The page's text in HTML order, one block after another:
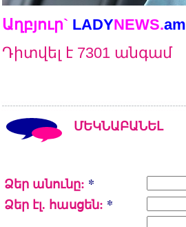
Աղբյուր` LADYNEWS.am
Դիտվել է 7301 անգամ
ՄԵԿՆԱԲԱՆԵԼ
Ձեր անունը: *
Ձեր էլ. հասցեն: *